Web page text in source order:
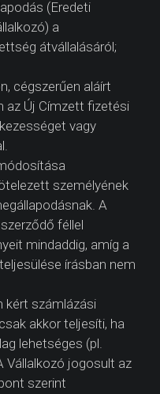
(Eredeti
a
átvállalásáról;
cégszerűen aláírt
az Új Címzett fizetési
vagy
személyének
A
féllel
mindaddig, amíg a
írásban nem
kért számlázási
akkor teljesíti, ha
lehetséges (pl.
jogosult az
szerint